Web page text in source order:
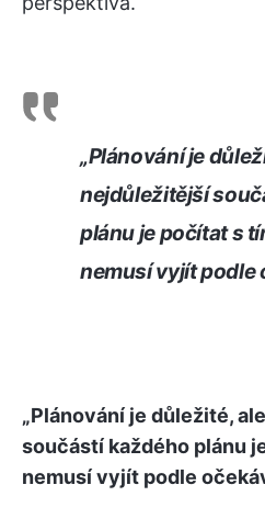
„Plánování je
nejdůležitější
plánu je počítat s
nemusí vyjít podle
„Plánování je důležité,
součástí každého plánu
nemusí vyjít podle